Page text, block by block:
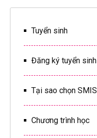
Tuyển sinh
Đăng ký tuyển sinh
Tại sao chọn SMIS
Chương trình học